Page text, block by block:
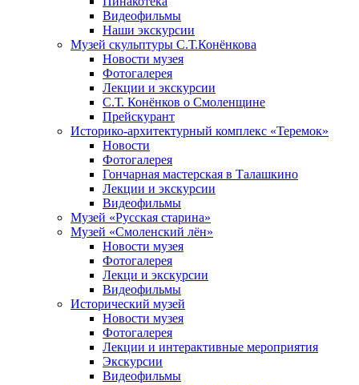
Видеофильмы
Наши экскурсии
Музей скульптуры С.Т.Конёнкова
Новости музея
Фотогалерея
Лекции и экскурсии
С.Т. Конёнков о Смоленщине
Прейскурант
Историко-архитектурный комплекс «Теремок»
Новости
Фотогалерея
Гончарная мастерская в Талашкино
Лекции и экскурсии
Видеофильмы
Музей «Русская старина»
Музей «Смоленский лён»
Новости музея
Фотогалерея
Лекци и экскурсии
Видеофильмы
Исторический музей
Новости музея
Фотогалерея
Лекции и интерактивные мероприятия
Экскурсии
Видеофильмы